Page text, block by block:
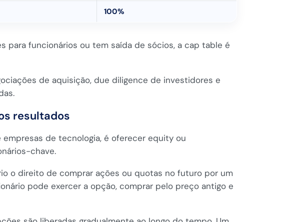
100%
para funcionários ou tem saída de sócios, a cap table é
de aquisição, due diligence de investidores e
resultados
de tecnologia, é oferecer equity ou
chave.
o direito de comprar ações ou quotas no futuro por um
pode exercer a opção, comprar pelo preço antigo e